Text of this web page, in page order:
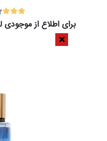
برای اطلاع از موجودی